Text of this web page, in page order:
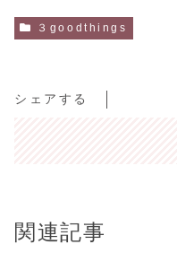
３goodthings
シェアする
関連記事